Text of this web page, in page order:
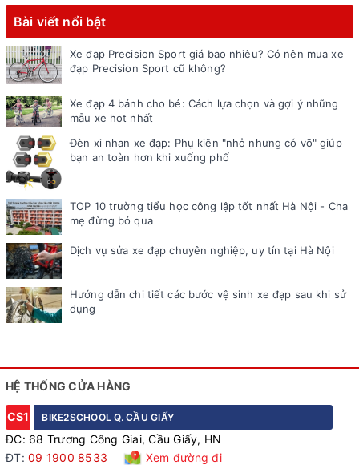
Bài viết nổi bật
Xe đạp Precision Sport giá bao nhiêu? Có nên mua xe
đạp Precision Sport cũ không?
Xe đạp 4 bánh cho bé: Cách lựa chọn và gợi ý những
mẫu xe hot nhất
Đèn xi nhan xe đạp: Phụ kiện "nhỏ nhưng có võ" giúp
bạn an toàn hơn khi xuống phố
TOP 10 trường tiểu học công lập tốt nhất Hà Nội - Cha
mẹ đừng bỏ qua
Dịch vụ sửa xe đạp chuyên nghiệp, uy tín tại Hà Nội
Hướng dẫn chi tiết các bước vệ sinh xe đạp sau khi sử
dụng
HỆ THỐNG CỬA HÀNG
CS1 BIKE2SCHOOL Q. CẦU GIẤY
ĐC: 68 Trương Công Giai, Cầu Giấy, HN
ĐT: 09 1900 8533
Xem đường đi